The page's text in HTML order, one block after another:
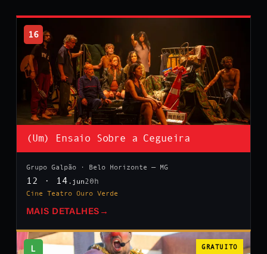
16
(Um) Ensaio Sobre a Cegueira
Grupo Galpão · Belo Horizonte — MG
12 · 14 .jun20h
Cine Teatro Ouro Verde
MAIS DETALHES →
L GRATUITO